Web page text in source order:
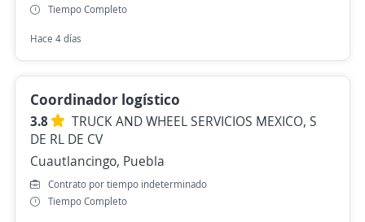
Tiempo Completo
Hace 4 días
Coordinador logístico
3.8
TRUCK AND WHEEL SERVICIOS MEXICO, S
DE RL DE CV
Cuautlancingo, Puebla
Contrato por tiempo indeterminado
Tiempo Completo